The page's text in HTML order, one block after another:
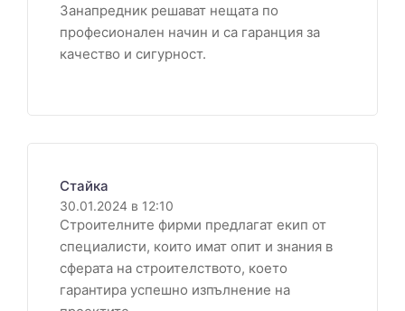
Занапредник решават нещата по
професионален начин и са гаранция за
качество и сигурност.
Стайка
30.01.2024 в 12:10
Строителните фирми предлагат екип от
специалисти, които имат опит и знания в
сферата на строителството, което
гарантира успешно изпълнение на